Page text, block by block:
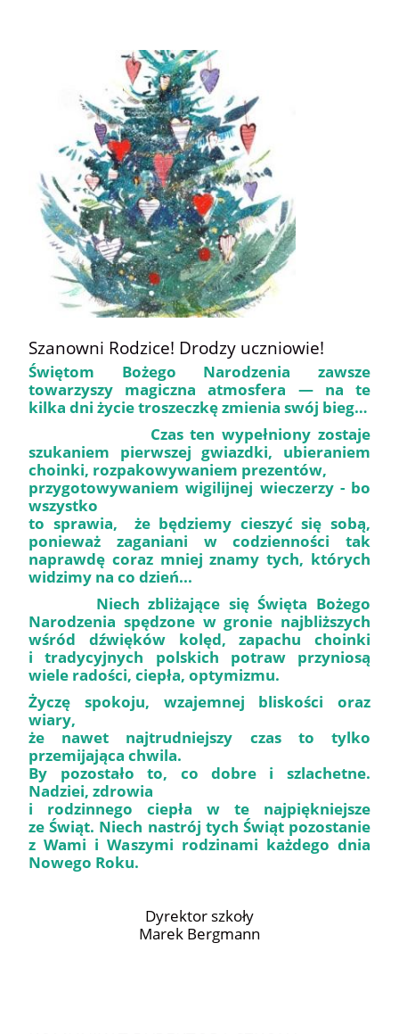
Szanowni Rodzice! Drodzy uczniowie!
Świętom Bożego Narodzenia zawsze
towarzyszy magiczna atmosfera — na te
kilka dni życie troszeczkę zmienia swój bieg…
Czas ten wypełniony zostaje
szukaniem pierwszej gwiazdki, ubieraniem
choinki, rozpakowywaniem prezentów,
przygotowywaniem wigilijnej wieczerzy - bo
wszystko
to sprawia, że będziemy cieszyć się sobą,
ponieważ zaganiani w codzienności tak
naprawdę coraz mniej znamy tych, których
widzimy na co dzień...
Niech zbliżające się Święta Bożego
Narodzenia spędzone w gronie najbliższych
wśród dźwięków kolęd, zapachu choinki
i tradycyjnych polskich potraw przyniosą
wiele radości, ciepła, optymizmu.
Życzę spokoju, wzajemnej bliskości oraz
wiary,
że nawet najtrudniejszy czas to tylko
przemijająca chwila.
By pozostało to, co dobre i szlachetne.
Nadziei, zdrowia
i rodzinnego ciepła w te najpiękniejsze
ze Świąt. Niech nastrój tych Świąt pozostanie
z Wami i Waszymi rodzinami każdego dnia
Nowego Roku.
Dyrektor szkoły
Marek Bergmann